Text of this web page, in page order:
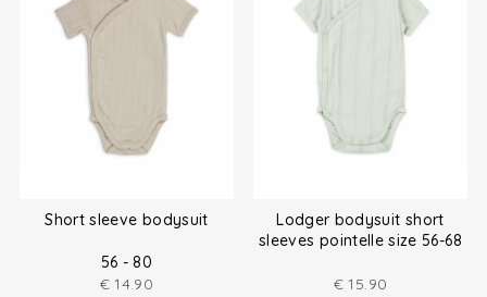
Short sleeve bodysuit
56 - 80
€ 14.90
Lodger bodysuit short
sleeves pointelle size 56-68
€ 15.90